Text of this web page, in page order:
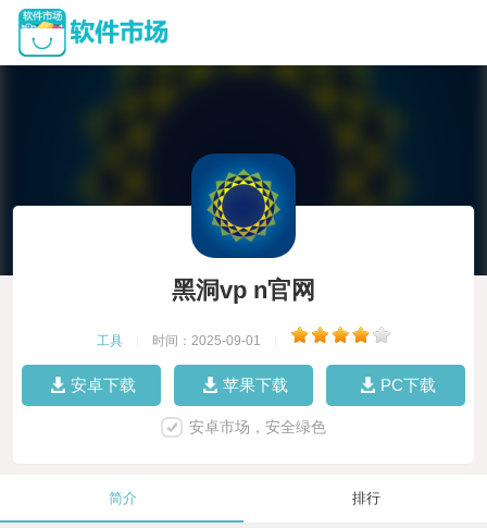
黑洞vp n官网
工具 时间：2025-09-01
安卓下载 苹果下载 PC下载
安卓市场，安全绿色
简介 排行